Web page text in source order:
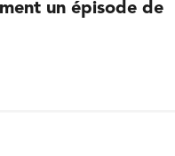
un épisode de